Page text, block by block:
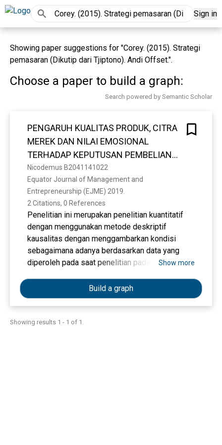
Sign in
Showing paper suggestions for "Corey. (2015). Strategi
pemasaran (Dikutip dari Tjiptono). Andi Offset.".
Choose a paper to build a graph:
Search powered by Semantic Scholar
PENGARUH KUALITAS PRODUK, CITRA
MEREK DAN NILAI EMOSIONAL
TERHADAP KEPUTUSAN PEMBELIAN
DAN DAMPAKNYA PADA KEPUASAN
KONSUMEN (STUDI PADA KONSUMEN
TUPPERWARE DI KOTA PONTIANAK)
Nicodemus B2041141022
Equator Journal of Management and
Entrepreneurship (EJME) 2019.
2 Citations, 0 References
Penelitian ini merupakan penelitian kuantitatif
dengan menggunakan metode deskriptif
kausalitas dengan menggambarkan kondisi
sebagaimana adanya berdasarkan data yang
diperoleh pada saat penelitian pada stockiest
jawi kota Pontianak. Dalam penelitian ini,
sampel diambil sebanyak 100 responden yang
menggunakan produk Tupperware. Teknik
analisis data menggunaka analisis Regresi
Show more
Build a graph
Showing results 1 - 1 of 1.